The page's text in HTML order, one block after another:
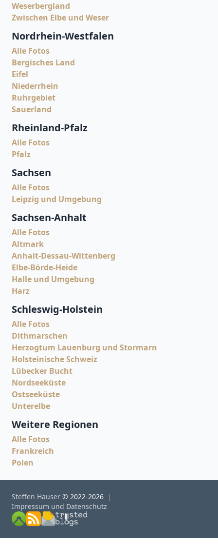
Weserbergland
Zwischen Elbe und Weser
Nordrhein-Westfalen
Alle Fotos
Bergisches Land
Eifel
Niederrhein
Ruhrgebiet
Sauerland
Rheinland-Pfalz
Alle Fotos
Pfalz
Sachsen
Alle Fotos
Leipzig und Umgebung
Sachsen-Anhalt
Alle Fotos
Altmark
Anhalt-Dessau-Wittenberg
Elbe-Börde-Heide
Halle und Umgebung
Harz
Schleswig-Holstein
Alle Fotos
Dithmarschen
Herzogtum Lauenburg und Stormarn
Holsteinische Schweiz
Lübecker Bucht
Nordseeküste
Ostseeküste
Unterelbe
Weitere Regionen
Alle Fotos
Frankreich
Polen
Steffen Hauser © 2022-2026
Impressum und Datenschutz